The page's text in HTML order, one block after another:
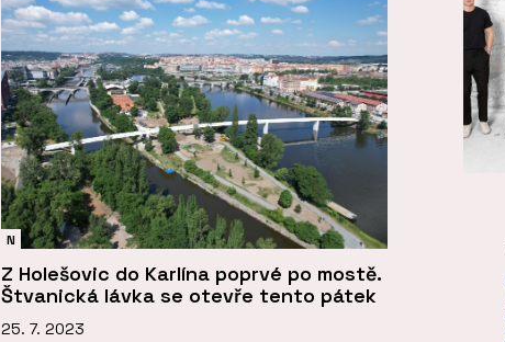
N
Z Holešovic do Karlína poprvé po mostě.
Štvanická lávka se otevře tento pátek
25. 7. 2023